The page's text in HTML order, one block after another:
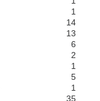
1
14
13
6
2
1
5
1
35